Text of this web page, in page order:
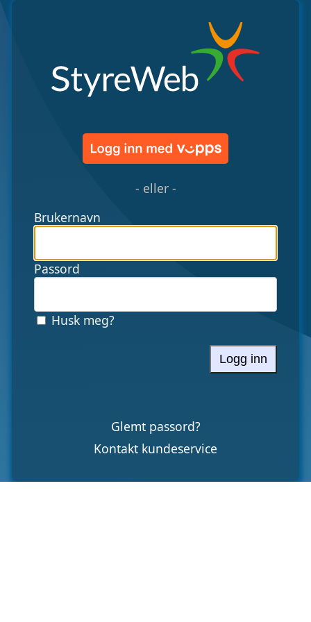
- eller -
Brukernavn
Passord
Husk meg?
Logg inn
Glemt passord?
Kontakt kundeservice